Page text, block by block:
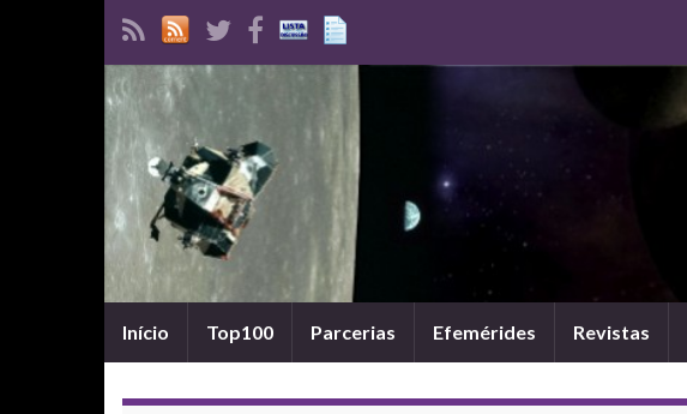
Início Top100 Parcerias Efemérides Revistas